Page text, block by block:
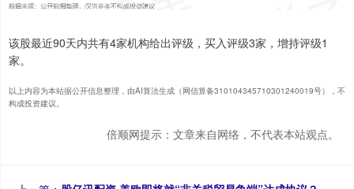
该股最近90天内共有4家机构给出评级，买入评级3家，增持评级1
家。
以上内容为本站据公开信息整理，由AI算法生成（网信算备310104345710301240019号），不
构成投资建议。
倍顺网提示：文章来自网络，不代表本站观点。